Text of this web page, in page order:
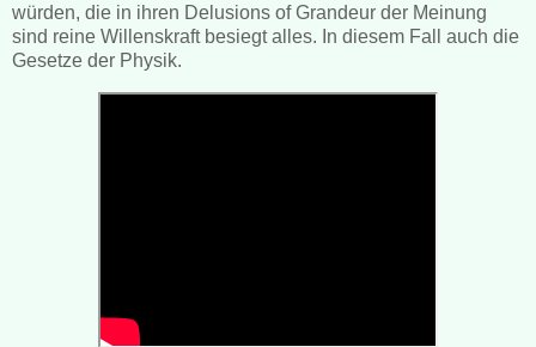
würden, die in ihren Delusions of Grandeur der Meinung
sind reine Willenskraft besiegt alles. In diesem Fall auch die
Gesetze der Physik.